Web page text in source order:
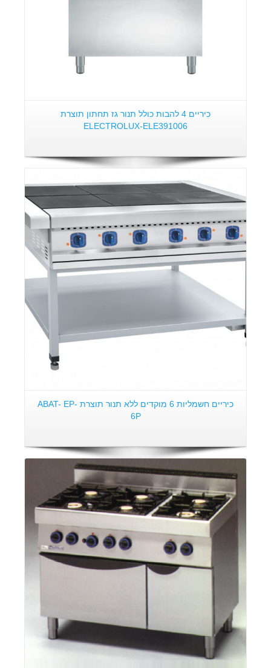
כיריים 4 להבות כולל תנור גז תחתון תוצרת
ELECTROLUX-ELE391006
כיריים חשמליות 6 מוקדים ללא תנור תוצרת ABAT- EP-
6P
פרטים: